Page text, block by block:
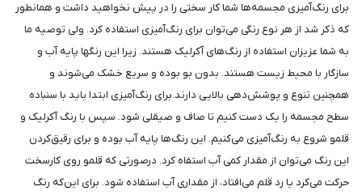
برای رنگ‌آمیزی مجسمه‌ها شما کار سختی را در پیش نخواهید داشت و همانطور
که ذکر شد از هر نوع رنگی می‌توان برای رنگ‌آمیزی استفاده کرد. ولی توصیه ما
به شما عزیزان استفاده از رنگ‌های آکرلیک هستند. زیرا این رنگ‎ها پایه آب و
سازگار با محیط ‌زیست هستند. بدون بو بوده و سریع خشک می‌شوند و
همچنین تنوع و پوشش‌دهی بالایی دارند.برای رنگ‌آمیزی ابتدا باید با سنباده
سطح مجسمه را یک دست کنیم تا صاف و صیقلی شود. سپس با رنگ آکرلیک و
قلمو شروع به رنگ‌آمیزی می‌کنیم. این رنگ‌ها پایه آب بوده و برای رقیق‌کردن
این رنگ می‌توان از.مقدار کمی آب استفاه کرد. درصورتی که قلمو روی کارسخت
حرکت می‌کرد یا رد قلم می‌افتاد، از مقداری آب استفاده شود. برای این‌که رنگ